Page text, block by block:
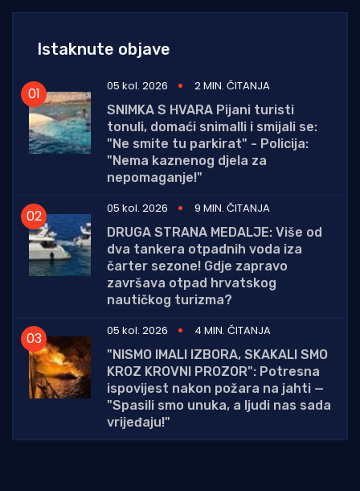
Istaknute objave
05 kol. 2026
2 MIN. ČITANJA
SNIMKA S HVARA Pijani turisti
tonuli, domaći snimalli i smijali se:
"Ne smite tu parkirat" - Policija:
"Nema kaznenog djela za
nepomaganje!"
05 kol. 2026
9 MIN. ČITANJA
DRUGA STRANA MEDALJE: Više od
dva tankera otpadnih voda iza
čarter sezone! Gdje zapravo
završava otpad hrvatskog
nautičkog turizma?
05 kol. 2026
4 MIN. ČITANJA
"NISMO IMALI IZBORA, SKAKALI SMO
KROZ KROVNI PROZOR": Potresna
ispovijest nakon požara na jahti —
"Spasili smo unuka, a ljudi nas sada
vrijeđaju!"